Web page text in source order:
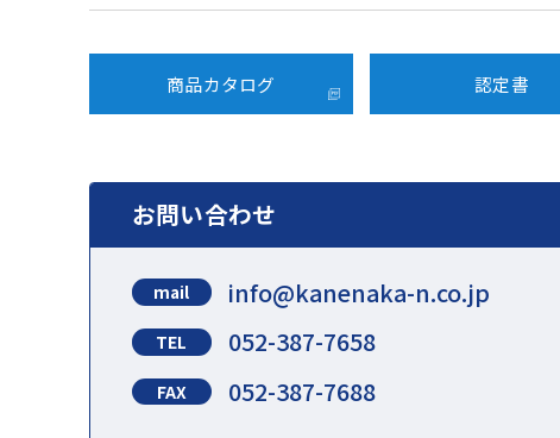
商品カタログ 認定書
お問い合わせ
mail info@kanenaka-n.co.jp
TEL 052-387-7658
FAX 052-387-7688